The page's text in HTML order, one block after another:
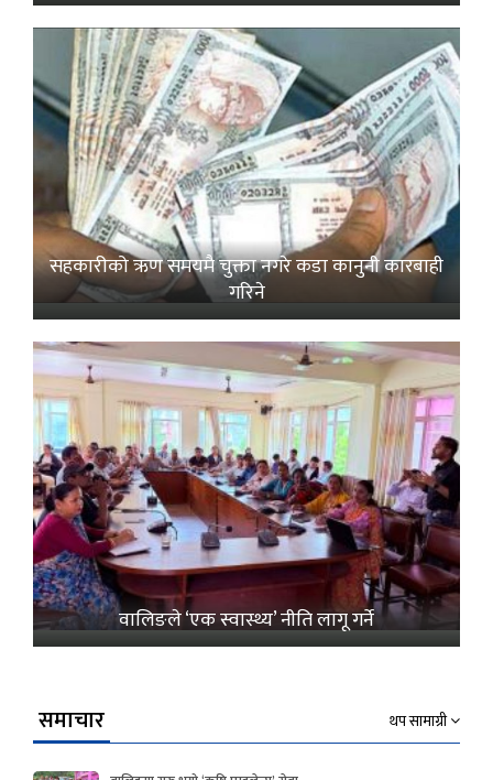
सहकारीको ऋण समयमै चुक्ता नगरे कडा कानुनी कारबाही
गरिने
वालिङले ‘एक स्वास्थ्य’ नीति लागू गर्ने
समाचार थप सामाग्री